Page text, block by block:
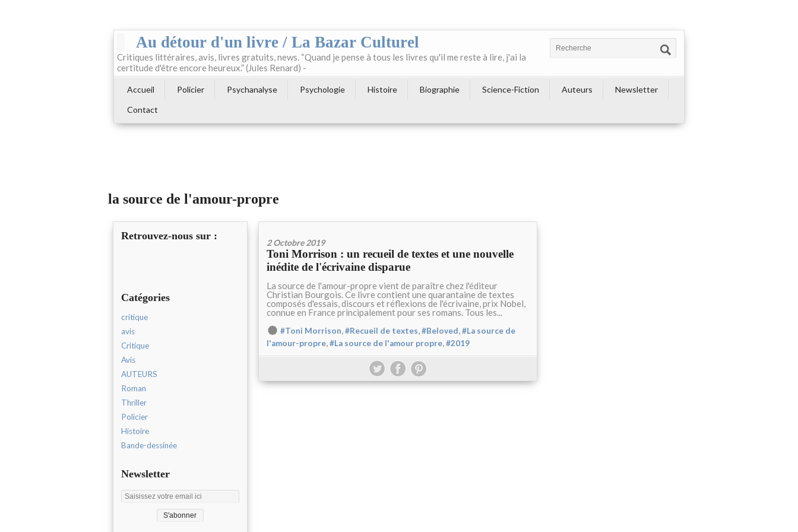
Au détour d'un livre / La Bazar Culturel
Critiques littéraires, avis, livres gratuits, news. “Quand je pense à tous les livres qu'il me reste à lire, j'ai la
certitude d'être encore heureux.” (Jules Renard) -
Accueil Policier Psychanalyse Psychologie Histoire Biographie Science-Fiction Auteurs
Newsletter
Contact
la source de l'amour-propre
Retrouvez-nous sur :
Catégories
critique
avis
Critique
Avis
AUTEURS
Roman
Thriller
Policier
Histoire
Bande-dessinée
Newsletter
2 Octobre 2019
Toni Morrison : un recueil de textes et une nouvelle
inédite de l'écrivaine disparue
La source de l'amour-propre vient de paraître chez l'éditeur
Christian Bourgois. Ce livre contient une quarantaine de textes
composés d'essais, discours et réflexions de l'écrivaine, prix Nobel,
connue en France principalement pour ses romans. Tous les...
#Toni Morrison,#Recueil de textes,#Beloved,#La source de
l'amour-propre,#La source de l'amour propre,#2019